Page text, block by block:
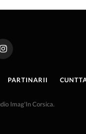
Instagram
PARTINARII
Imag'In Corsica.